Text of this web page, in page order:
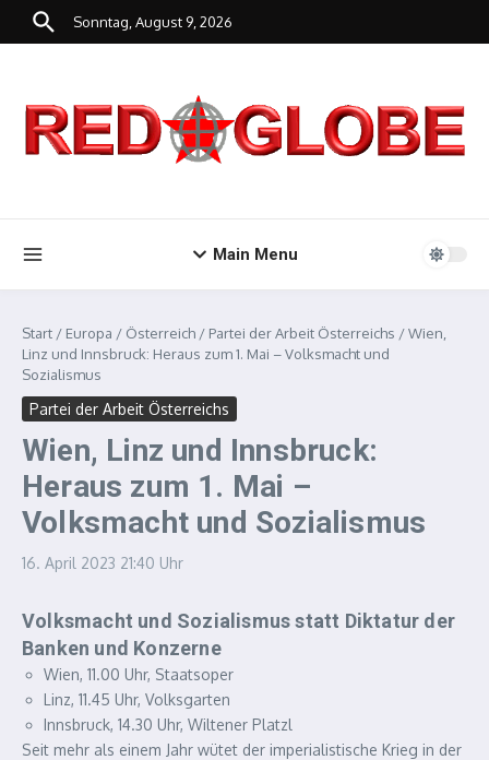
Zum Inhalt springen
Sonntag, August 9, 2026
Main Menu
Start / Europa / Österreich / Partei der Arbeit Österreichs /Wien,
Linz und Innsbruck: Heraus zum 1. Mai – Volksmacht und
Sozialismus
Partei der Arbeit Österreichs
Wien, Linz und Innsbruck:
Heraus zum 1. Mai –
Volksmacht und Sozialismus
16. April 2023 21:40 Uhr
Volksmacht und Sozialismus statt Diktatur der
Banken und Konzerne
Wien, 11.00 Uhr, Staatsoper
Linz, 11.45 Uhr, Volksgarten
Innsbruck, 14.30 Uhr, Wiltener Platzl
Seit mehr als einem Jahr wütet der imperialistische Krieg in der